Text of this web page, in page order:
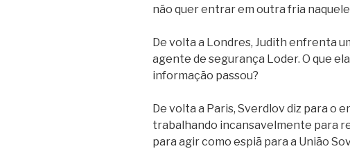
não quer entrar em outra fria
De volta a Londres, Judith enfrenta
agente de segurança Loder. O que
informação passou?
De volta a Paris, Sverdlov diz para o
trabalhando incansavelmente para
para agir como espiã para a União